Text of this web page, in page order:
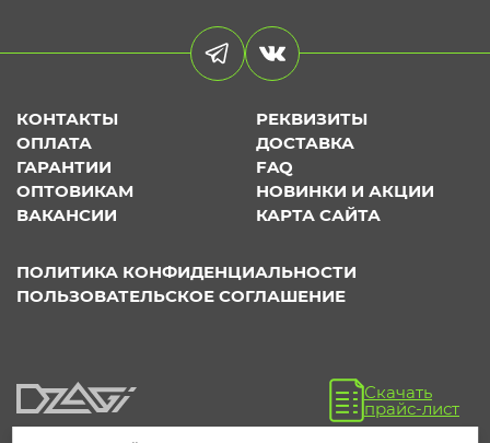
КОНТАКТЫ
РЕКВИЗИТЫ
ОПЛАТА
ДОСТАВКА
ГАРАНТИИ
FAQ
ОПТОВИКАМ
НОВИНКИ И АКЦИИ
ВАКАНСИИ
КАРТА САЙТА
ПОЛИТИКА КОНФИДЕНЦИАЛЬНОСТИ
ПОЛЬЗОВАТЕЛЬСКОЕ СОГЛАШЕНИЕ
Скачать
прайс-лист